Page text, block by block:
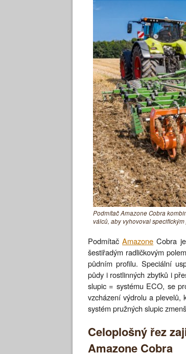
Podmítač Amazone Cobra
válců, aby vyhovoval
PodmítačAmazone Cobra
šestiřadým radličkovým
půdním profilu. Speciální
půdy i rostlinných zbytků i
slupic = systému ECO, se
vzcházení výdrolu a plevelů,
systém pružných slupic
Celoplošný řez
Amazone Cobra